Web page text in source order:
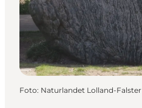
Urlaubsplaner
Foto: Naturlandet Lolland-Falster